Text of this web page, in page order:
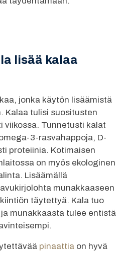
lisää kalaa
jonka käytön lisäämistä
Kalaa tulisi suositusten
viikossa. Tunnetusti kalat
3-rasvahappoja, D-
proteiinia. Kotimaisen
on myös ekologinen
Lisäämällä
munakkaaseen
täytettyä. Kala tuo
munakkaasta tulee entistä
pinaattia on hyvä